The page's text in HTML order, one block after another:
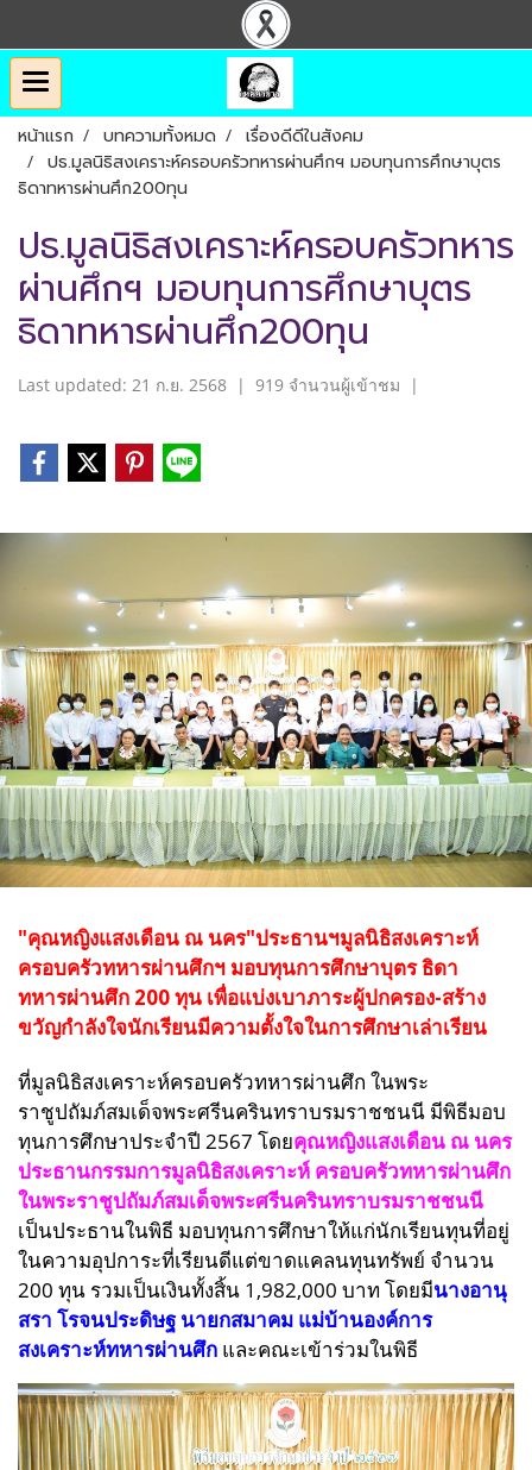
หน้าแรก บทความทั้งหมด
เรื่องดีดีในสังคม
ปธ.มูลนิธิสงเคราะห์ครอบครัวทหารผ่านศึกฯ มอบทุนการศึกษาบุตร
ธิดาทหารผ่านศึก200ทุน
ปธ.มูลนิธิสงเคราะห์ครอบครัวทหาร
ผ่านศึกฯ มอบทุนการศึกษาบุตร
ธิดาทหารผ่านศึก200ทุน
Last updated: 21 ก.ย. 2568 | 919 จำนวนผู้เข้าชม |
"คุณหญิงแสงเดือน ณ นคร"ประธานฯมูลนิธิสงเคราะห์
ครอบครัวทหารผ่านศึกฯ มอบทุนการศึกษาบุตร ธิดา
ทหารผ่านศึก 200 ทุน เพื่อแบ่งเบาภาระผู้ปกครอง-สร้าง
ขวัญกำลังใจนักเรียนมีความตั้งใจในการศึกษาเล่าเรียน
ที่มูลนิธิสงเคราะห์ครอบครัวทหารผ่านศึก ในพระ
ราชูปถัมภ์สมเด็จพระศรีนครินทราบรมราชชนนี มีพิธีมอบ
ทุนการศึกษาประจำปี 2567 โดยคุณหญิงแสงเดือน ณ นคร
ประธานกรรมการมูลนิธิสงเคราะห์ ครอบครัวทหารผ่านศึก
ในพระราชูปถัมภ์สมเด็จพระศรีนครินทราบรมราชชนนี
เป็นประธานในพิธี มอบทุนการศึกษาให้แก่นักเรียนทุนที่อยู่
ในความอุปการะที่เรียนดีแต่ขาดแคลนทุนทรัพย์ จำนวน
200 ทุน รวมเป็นเงินทั้งสิ้น 1,982,000 บาท โดยมีนางอานุ
สรา โรจนประดิษฐ นายกสมาคม แม่บ้านองค์การ
สงเคราะห์ทหารผ่านศึก และคณะเข้าร่วมในพิธี